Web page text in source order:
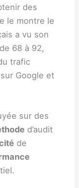
des
le montre le
a vu son
68 à 92,
trafic
Google et
sur des
d’audit
de